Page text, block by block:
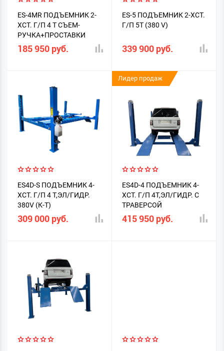
ES-4MR ПОДЪЕМНИК 2-
ХСТ. Г/П 4 Т СЪЕМ-
РУЧКА+ПРОСТАВКИ
185 950 руб.
ES-5 ПОДЪЕМНИК 2-ХСТ.
Г/П 5Т (380 V)
339 900 руб.
ES4D-S ПОДЪЕМНИК 4-
ХСТ. Г/П 4 Т,ЭЛ/ГИДР.
380V (К-Т)
309 000 руб.
ES4D-4 ПОДЪЕМНИК 4-
ХСТ. Г/П 4Т,ЭЛ/ГИДР. С
ТРАВЕРСОЙ
415 950 руб.
Лидер продаж